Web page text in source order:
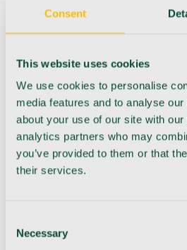
Consent
This website uses cookies
We use cookies to personalise
media features and to analyse
about your use of our site with
analytics partners who may
you’ve provided to them or that
their services.
Selection
Necessary